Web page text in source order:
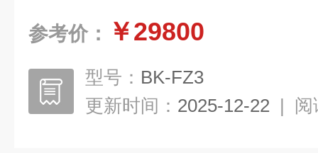
参考价： ￥29800
型号： BK-FZ3
更新时间： 2025-12-22 | 阅